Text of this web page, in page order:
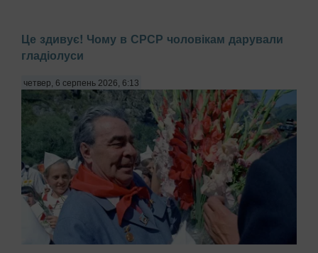
Це здивує! Чому в СРСР чоловікам дарували
гладіолуси
четвер, 6 серпень 2026, 6:13